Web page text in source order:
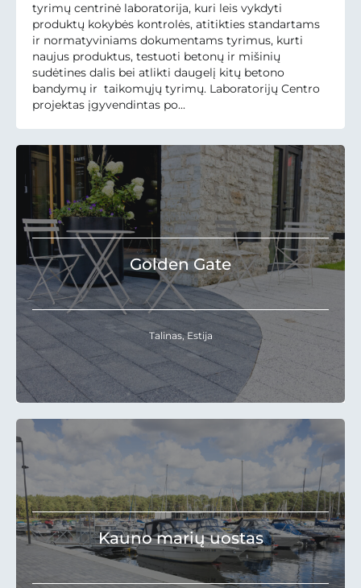
tyrimų centrinė laboratorija, kuri leis vykdyti
produktų kokybės kontrolės, atitikties standartams
ir normatyviniams dokumentams tyrimus, kurti
naujus produktus, testuoti betonų ir mišinių
sudėtines dalis bei atlikti daugelį kitų betono
bandymų ir taikomųjų tyrimų. Laboratorijų Centro
projektas įgyvendintas po...
Golden Gate
Talinas, Estija
Kauno marių uostas